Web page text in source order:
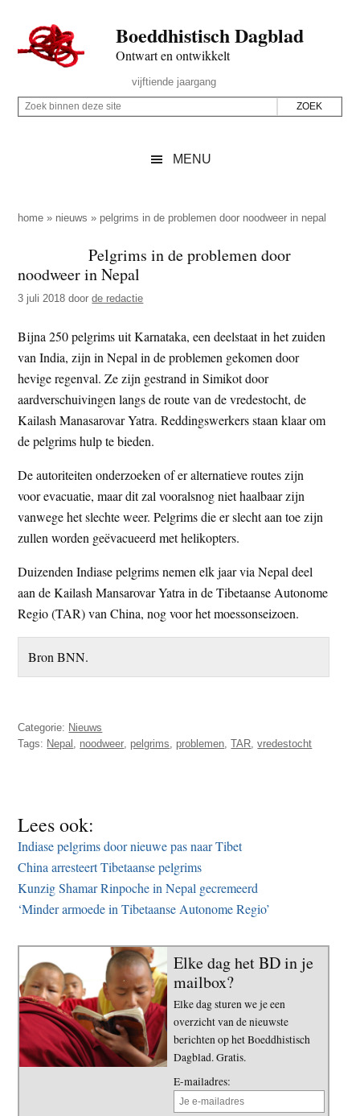
naar
de
inhoud
secondary
naar
de
sidebar
naar
de
Boeddhistisch Dagblad
Ontwart en ontwikkelt
Rechts
vijftiende jaargang
Z
p
z
e
s
i
t
e
Z
i
e
n
e
z
e
s
i
t
MENU
home » nieuws » pelgrims in de problemen door noodweer in nepal
Pelgrims in de problemen door
noodweer in Nepal
3 juli 2018 doorde redactie
Bijna 250 pelgrims uit Karnataka, een deelstaat in het zuiden
van India, zijn in Nepal in de problemen gekomen door
hevige regenval. Ze zijn gestrand in Simikot door
aardverschuivingen langs de route van de vredestocht, de
Kailash Manasarovar Yatra. Reddingswerkers staan klaar om
de pelgrims hulp te bieden.
De autoriteiten onderzoeken of er alternatieve routes zijn
voor evacuatie, maar dit zal vooralsnog niet haalbaar zijn
vanwege het slechte weer. Pelgrims die er slecht aan toe zijn
zullen worden geëvacueerd met helikopters.
Duizenden Indiase pelgrims nemen elk jaar via Nepal deel
aan de Kailash Mansarovar Yatra in de Tibetaanse Autonome
Regio (TAR) van China, nog voor het moessonseizoen.
Bron BNN.
Categorie: Nieuws
Tags: Nepal , noodweer, pelgrims, problemen,TAR,vredestocht
Lees ook:
Indiase pelgrims door nieuwe pas naar Tibet
China arresteert Tibetaanse pelgrims
Kunzig Shamar Rinpoche in Nepal gecremeerd
‘Minder armoede in Tibetaanse Autonome Regio’
Elke dag het BD in je
mailbox?
Elke dag sturen we je een
overzicht van de nieuwste
berichten op het Boeddhistisch
Dagblad. Gratis.
E-mailadres: